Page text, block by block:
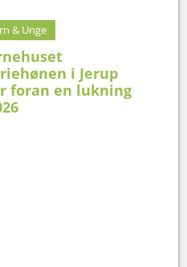
& Unge
i Jerup
foran en lukning